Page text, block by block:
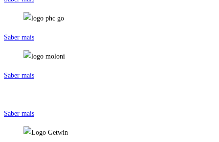
Saber mais
Saber mais
Saber mais